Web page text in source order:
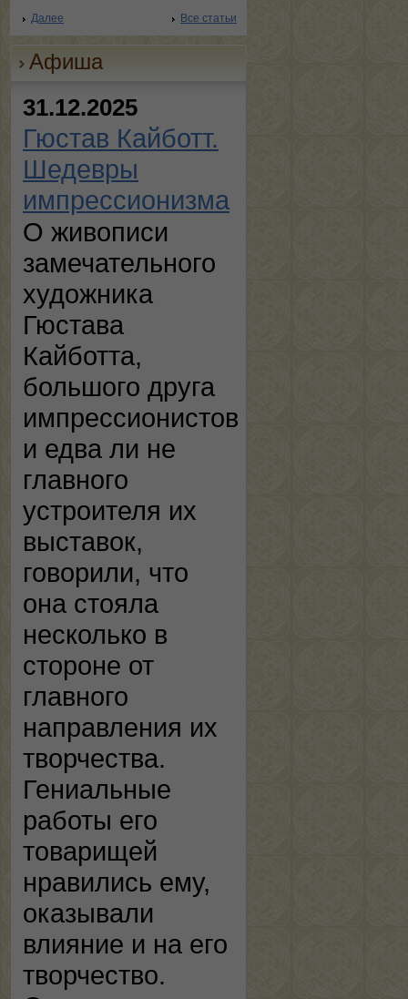
Далее Все статьи
Афиша
31.12.2025
Гюстав Кайботт.
Шедевры
импрессионизма
О живописи
замечательного
художника
Гюстава
Кайботта,
большого друга
импрессионистов
и едва ли не
главного
устроителя их
выставок,
говорили, что
она стояла
несколько в
стороне от
главного
направления их
творчества.
Гениальные
работы его
товарищей
нравились ему,
оказывали
влияние и на его
творчество.